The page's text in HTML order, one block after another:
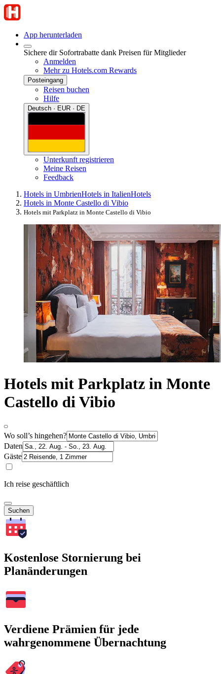
App herunterladen
Sichere dir Sofortrabatte dank Preisen für Mitglieder
Anmelden
Mehr zu Hotels.com Rewards
Posteingang
Reisen buchen
Hilfe
Deutsch · EUR · DE
Unterkunft registrieren
Meine Reisen
Feedback
Hotels in UmbrienHotels in ItalienHotels
Hotels in Monte Castello di Vibio
Hotels mit Parkplatz in Monte Castello di Vibio
Hotels mit Parkplatz in Monte
Castello di Vibio
Wo soll’s hingehen?
Daten
Gäste
Ich reise geschäftlich
Suchen
Kostenlose Stornierung bei
Planänderungen
Verdiene Prämien für jede
wahrgenommene Übernachtung